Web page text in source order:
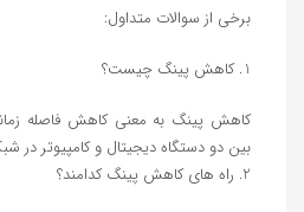
برخی از سوالات متداول:
1. کاهش پینگ چیست؟
کاهش پینگ به معنی کاهش فاصله
بین دو دستگاه دیجیتال و کامپیوتر در
2. راه های کاهش پینگ کدامند؟